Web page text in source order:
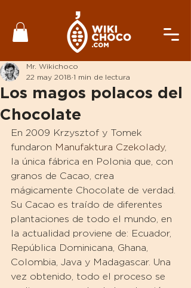
Los magos polacos del
Chocolate
Mr. Wikichoco
22 may 2018 1 min de lectura
En 2009 Krzysztof y Tomek
fundaron Manufaktura Czekolady,
la única fábrica en Polonia que, con
granos de Cacao, crea
mágicamente Chocolate de verdad.
Su Cacao es traído de diferentes
plantaciones de todo el mundo, en
la actualidad proviene de: Ecuador,
República Dominicana, Ghana,
Colombia, Java y Madagascar. Una
vez obtenido, todo el proceso se